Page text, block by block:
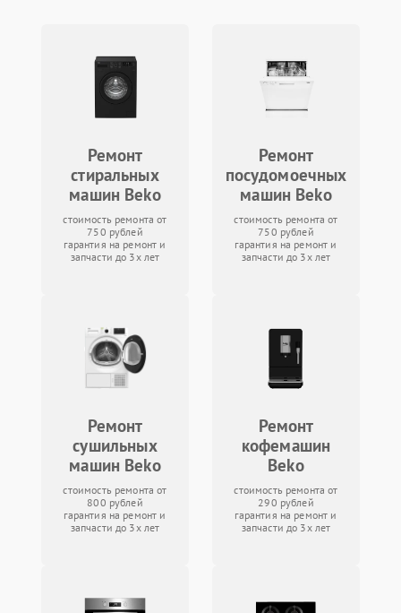
Ремонт
стиральных
машин Beko
стоимость ремонта от
750 рублей
гарантия на ремонт и
запчасти до 3х лет
Ремонт
посудомоечных
машин Beko
стоимость ремонта от
750 рублей
гарантия на ремонт и
запчасти до 3х лет
Ремонт
сушильных
машин Beko
стоимость ремонта от
800 рублей
гарантия на ремонт и
запчасти до 3х лет
Ремонт
кофемашин
Beko
стоимость ремонта от
290 рублей
гарантия на ремонт и
запчасти до 3х лет